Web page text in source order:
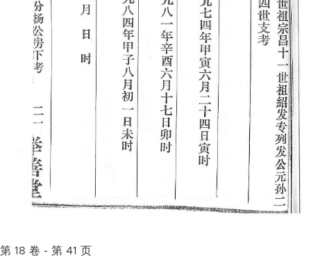
第 18 卷 - 第 41 页